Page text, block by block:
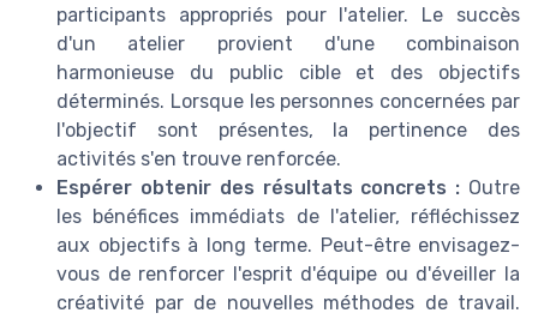
participants appropriés pour l'atelier. Le succès
d'un atelier provient d'une combinaison
harmonieuse du public cible et des objectifs
déterminés. Lorsque les personnes concernées par
l'objectif sont présentes, la pertinence des
activités s'en trouve renforcée.
Espérer obtenir des résultats concrets : Outre
les bénéfices immédiats de l'atelier, réfléchissez
aux objectifs à long terme. Peut-être envisagez-
vous de renforcer l'esprit d'équipe ou d'éveiller la
créativité par de nouvelles méthodes de travail.